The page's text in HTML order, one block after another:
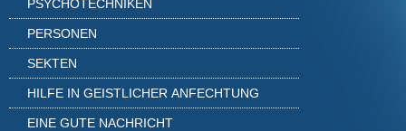
PSYCHOTECHNIKEN
PERSONEN
SEKTEN
HILFE IN GEISTLICHER ANFECHTUNG
EINE GUTE NACHRICHT